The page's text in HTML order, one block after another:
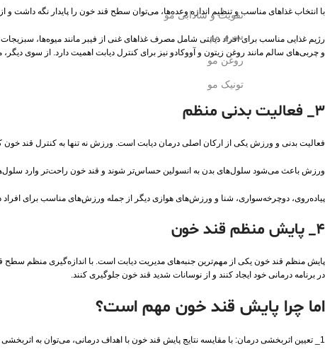
تقویت و شادابی مو
سرم مو
روغن مو
تونیک مو
با انتخاب غذاهای مناسب و تنظیم اندازه وعده‌ها، می‌توان سطح قند خون را پایدار نگه داشت و
رژیم غذایی مناسب برای افراد دیابتی شامل مصرف غذاهای غنی از فیبر مانند میوه‌ها،
و چربی‌های سالم مانند روغن زیتون و آووکادو نیز برای کنترل دیابت اهمیت دارد. از سوی
3_ فعالیت بدنی منظم
فعالیت بدنی و ورزش یکی از ارکان اصلی درمان دیابت است. ورزش نه تنها به کنترل قند
ورزش باعث می‌شود سلول‌های بدن به انسولین حساس‌تر شوند و قند خون راحت‌تر وارد
پیاده‌روی، دوچرخه‌سواری، شنا و ورزش‌های هوازی دیگر از جمله ورزش‌های مناسب برای افراد
4_ پایش منظم قند خون
پایش منظم قند خون یکی از مهم‌ترین جنبه‌های مدیریت دیابت است. با اندازه‌گیری منظم سطح قند
در برنامه درمانی خود ایجاد کنند و از نوسانات شدید قند خون جلوگیری کنند.
اما چرا پایش قند خون مهم است؟
1_ تعیین اثربخشی درمان: با مقایسه نتایج پایش قند خون با اهداف درمانی، می‌توان به اثربخشی برنامه درمانی پی برد و در صورت نیاز تغییرات لازم را انجام داد.